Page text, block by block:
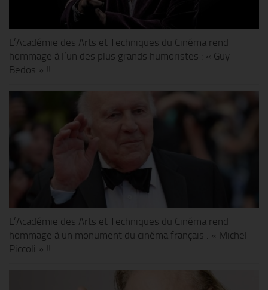
L’Académie des Arts et Techniques du Cinéma rend
hommage à l’un des plus grands humoristes : « Guy
Bedos » !!
L’Académie des Arts et Techniques du Cinéma rend
hommage à un monument du cinéma français : « Michel
Piccoli » !!